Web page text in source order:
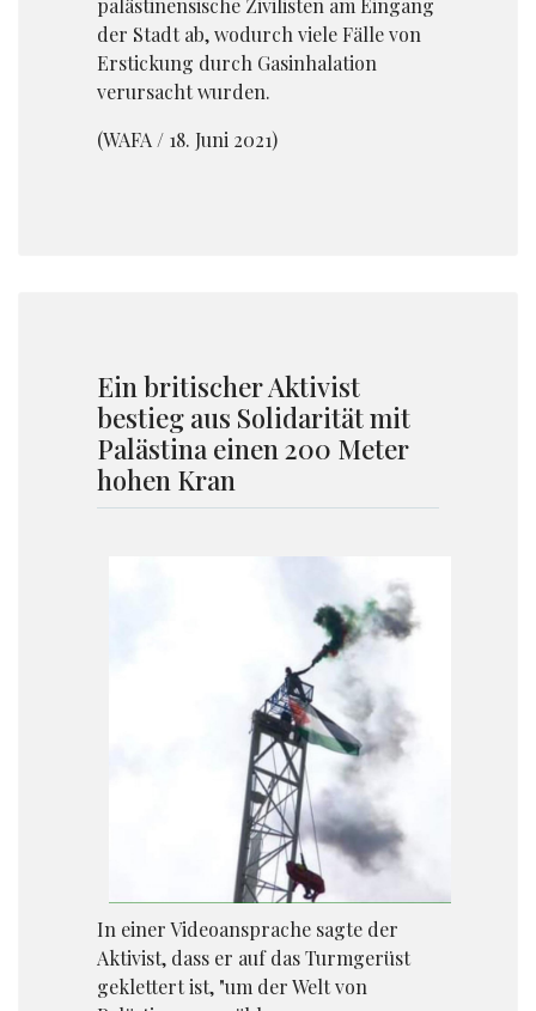
palästinensische Zivilisten am Eingang
der Stadt ab, wodurch viele Fälle von
Erstickung durch Gasinhalation
verursacht wurden.
(WAFA / 18. Juni 2021)
Ein britischer Aktivist
bestieg aus Solidarität mit
Palästina einen 200 Meter
hohen Kran
In einer Videoansprache sagte der
Aktivist, dass er auf das Turmgerüst
geklettert ist, "um der Welt von